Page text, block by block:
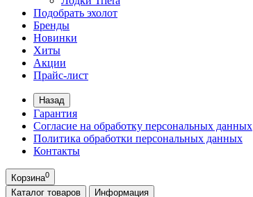
Подобрать эхолот
Бренды
Новинки
Хиты
Акции
Прайс-лист
Назад
Гарантия
Согласие на обработку персональных данных
Политика обработки персональных данных
Контакты
Корзина0
Каталог товаров Информация